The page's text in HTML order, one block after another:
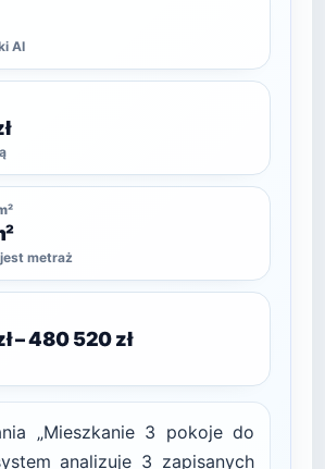
AI
metraż
– 480 520 zł
„Mieszkanie 3 pokoje do
analizuje 3 zapisanych